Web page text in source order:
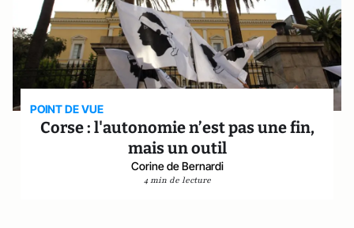
POINT DE VUE
Corse : l'autonomie n’est pas une fin,
mais un outil
Corine de Bernardi
4 min de lecture